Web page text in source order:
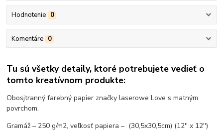
Hodnotenie 0
Komentáre 0
Tu sú všetky detaily, ktoré potrebujete vedieť o
tomto kreatívnom produkte:
Obosjtranný farebný papier značky laserowe Love s matným
povrchom.
Gramáž – 250 g/m2, veľkosť papiera – (30,5x30,5cm) (12'' x 12'')